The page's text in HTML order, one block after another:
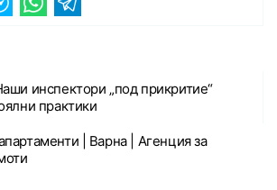
инспектори „под прикритие“
практики
| Варна | Агенция за